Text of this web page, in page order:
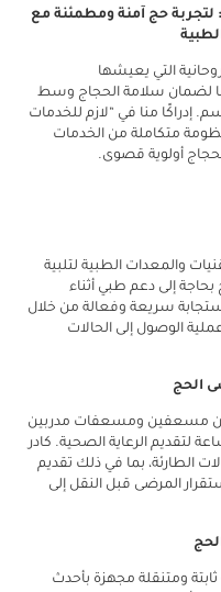
حج آمنة ومطمئنة مع
التي يعيشها
لضمان سلامة الحجاج وسط
إدراكًا منا في “لازم للخدمات
متكاملة من الخدمات
أولوية قصوى.
والمعدات الطبية لتلبية
إلى دعم طبي أثناء
سريعة وفعالة من خلال
الوصول إلى الحالات
الحج
مسعفين ومسعفات مدربين
لتقديم الرعاية الصحية. كادر
الطارئة، بما في ذلك تقديم
المرضى قبل النقل إلى
ثابتة ومتنقلة مجهزة بأحدث